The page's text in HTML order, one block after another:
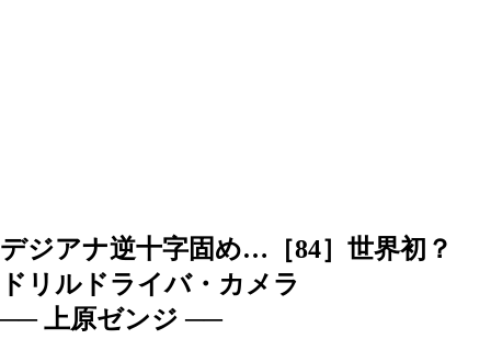
デジアナ逆十字固め…［84］世界初？
ドリルドライバ・カメラ
── 上原ゼンジ ──